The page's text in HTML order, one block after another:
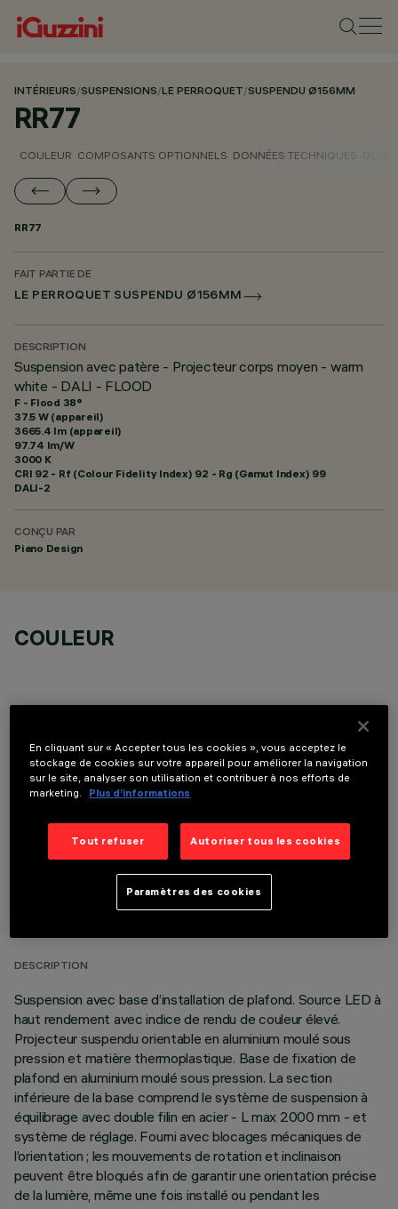
INTÉRIEURS/SUSPENSIONS/LE PERROQUET/SUSPENDU Ø156MM
RR77
COULEUR COMPOSANTS OPTIONNELS DONNÉES TECHNIQUES
RR77
FAIT PARTIE DE
LE PERROQUET SUSPENDU Ø156MM
DESCRIPTION
Suspension avec patère - Projecteur corps moyen - warm
white - DALI - FLOOD
F - Flood 38°
37.5 W (appareil)
3665.4 lm (appareil)
97.74 lm/W
3000 K
CRI 92 - Rf (Colour Fidelity Index) 92 - Rg (Gamut Index) 99
DALI-2
CONÇU PAR
Piano Design
COULEUR
COMPOSANTS OPTIONNELS
DONNÉES TECHNIQUES
DESCRIPTION
Suspension avec base d’installation de plafond. Source LED à
haut rendement avec indice de rendu de couleur élevé.
Projecteur suspendu orientable en aluminium moulé sous
pression et matière thermoplastique. Base de fixation de
plafond en aluminium moulé sous pression. La section
inférieure de la base comprend le système de suspension à
équilibrage avec double filin en acier - L max 2000 mm - et
système de réglage. Fourni avec blocages mécaniques de
l’orientation ; les mouvements de rotation et inclinaison
peuvent être bloqués afin de garantir une orientation précise
de la lumière, même une fois installé ou pendant les
En cliquant sur « Accepter tous les cookies », vous acceptez le
stockage de cookies sur votre appareil pour améliorer la navigation
sur le site, analyser son utilisation et contribuer à nos efforts de
marketing.
Plus d’informations
Tout refuser Autoriser tous les cookies
Paramètres des cookies